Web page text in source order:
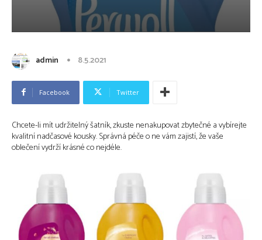
admin 8.5.2021
Facebook Twitter
Chcete-li mít udržitelný šatník, zkuste nenakupovat zbytečné a vybírejte
kvalitní nadčasové kousky. Správná péče o ne vám zajistí, že vaše
oblečení vydrží krásné co nejdéle.